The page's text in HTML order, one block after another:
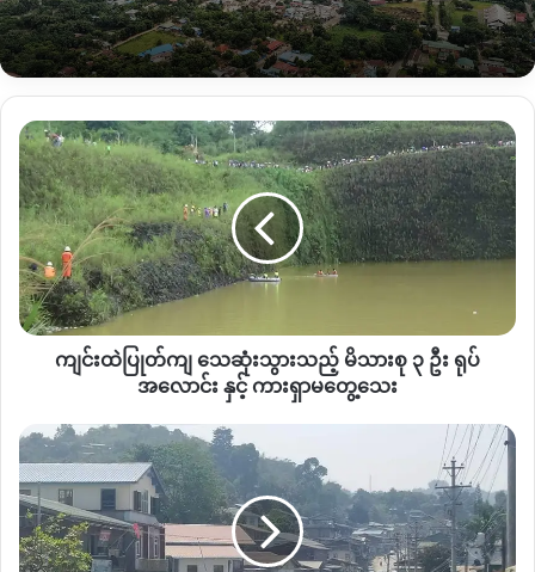
ကိုလည်း ပြုလုပ်နေကြောင်း ဒေသခံများထံမှ စုံစမ်းသိ ရှိရသည်။
“ဟိုနေ့က ဆိုရင် မိုးတားလေးရွာအနီး တစ်ဝိုက်မှာ တော်တော်လေး
ဖျက်ဆီးတယ်။ သူတို့သင်္ဘော မစုန် မချင်းရွာတွေ ပြေးနေရတယ်ဗျ
အခုချိန်ထိလည်း မိုးတားလေး၊ သံပုယာ၊ ဝဲကြီး၊ အစရှိတဲ့ကသာရဲ့
အထက်ပိုင်းးကရွာတွေအကုန်လုံးက ထွက်ပြေးတိမ်းရှောင်နေရ
တယ်ဗျ။” ဟု ဒေသခံတစ်ဦးက ပြောသည်။
လက်ရှိတွင် စစ်ကောင်စီတပ်ကကသာမြို့ မြစ်အရှေ့ဘက်ကမ်းတွင်
အဓိက စစ်ကြောင်းထိုး လှုပ်ရှားနေပြီး စစ်အင်အား ၄၀၀ ကျော်ရှိ
ကြောင်း သိရသည်။
သည့်နောက်ပိုင်း ကသာ အထက်ပိုင်း မြစ်ကြောင်းတစ်လျှောက် ဆန်
တက်လာသည့် စစ်ကောင်စီတပ်၏ သင်္ဘောမကြာခဏ ပစ်ခတ်
တိုက်ခိုက် ခံရသည့်အပြင် ၂၀၂၂ ခုနှစ်တွင် ပစ်ခတ်ခံရမူ အကြိမ်
ပေါင်း ၃၀ ကြိမ်ထက်မနည်း ပစ်ခတ်ခံရသည်။
ကျင်း
ထဲ
ပြုတ်
ကျ
သေဆုံး
သွား
သ
ည့်
မိသားစု
အလောင်း
နှင့်
ကား
ရှာ
မ
တွေ့
ကျင်းထဲပြုတ်ကျ သေဆုံးသွားသည့် မိသားစု ၃ ဦး ရုပ်
အလောင်း နှင့် ကားရှာမတွေ့သေး
ဖား
ကန့်
တွင်
သူခိုး
ဟု
ယူဆ